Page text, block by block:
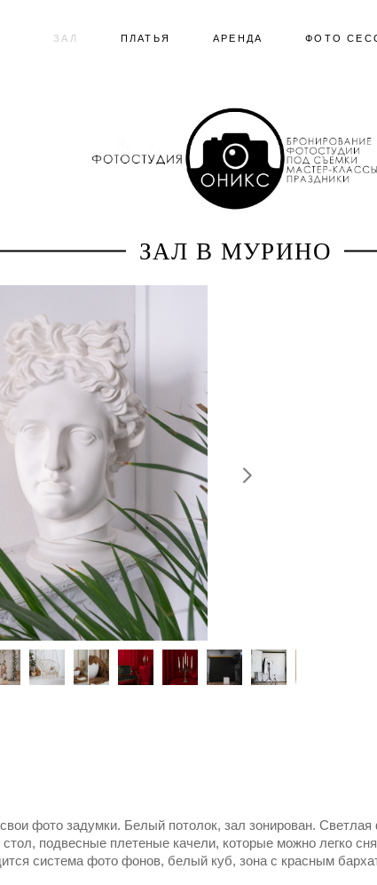
ЗАЛ ПЛАТЬЯ АРЕНДА ФОТО
ЗАЛ ПЛАТЬЯ АРЕНДА ФОТО
ЗАЛ В МУРИНО
фото задумки. Белый потолок, зал зонирован. Светлая
подвесные плетеные качели, которые можно легко
система фото фонов, белый куб, зона с красным